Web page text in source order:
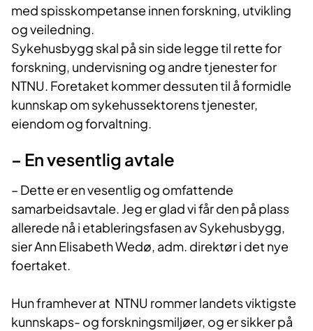
med spisskompetanse innen forskning, utvikling
og veiledning.
Sykehusbygg skal på sin side legge til rette for
forskning, undervisning og andre tjenester for
NTNU. Foretaket kommer dessuten til å formidle
kunnskap om sykehussektorens tjenester,
eiendom og forvaltning.
– En vesentlig avtale
– Dette er en vesentlig og omfattende
samarbeidsavtale. Jeg er glad vi får den på plass
allerede nå i etableringsfasen av Sykehusbygg,
sier Ann Elisabeth Wedø, adm. direktør i det nye
foertaket.
Hun framhever at NTNU rommer landets viktigste
kunnskaps- og forskningsmiljøer, og er sikker på